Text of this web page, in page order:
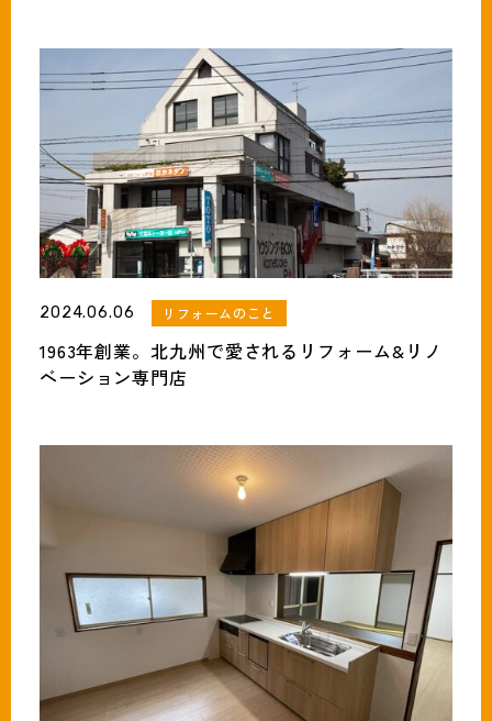
2024.06.06 リフォームのこと
1963年創業。北九州で愛されるリフォーム&リノ
ベーション専門店